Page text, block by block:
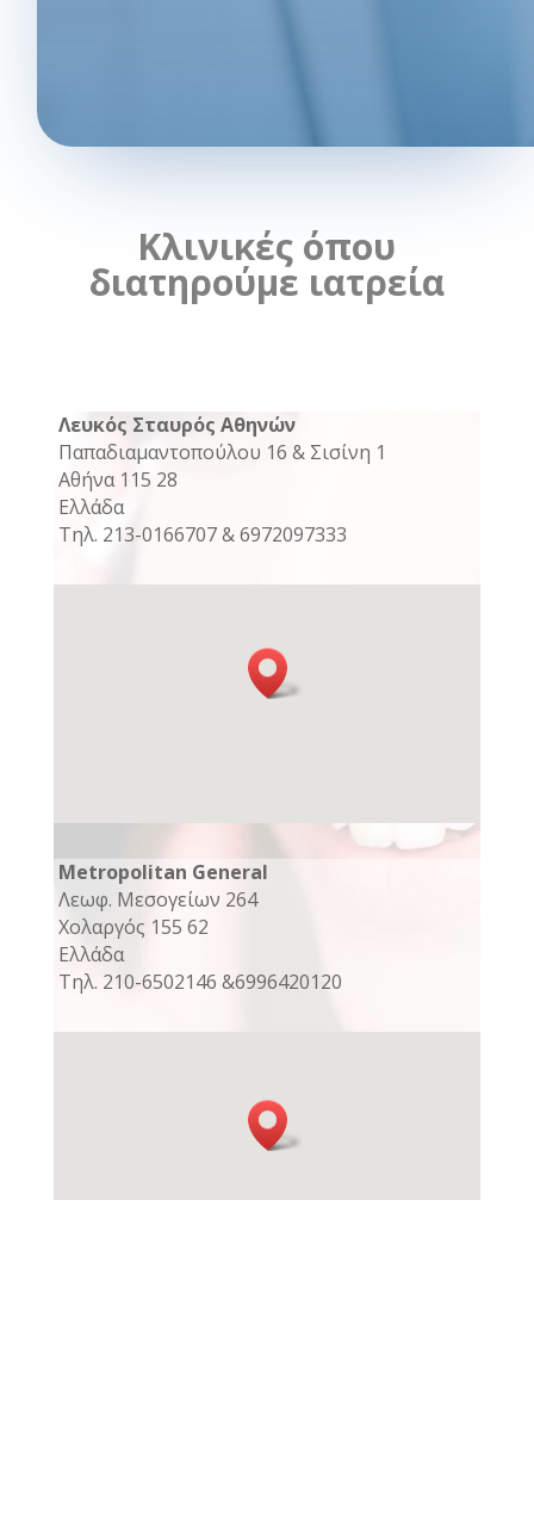
Κλινικές όπου
διατηρούμε ιατρεία
Λευκός Σταυρός Αθηνών
Παπαδιαμαντοπούλου 16 & Σισίνη 1
Αθήνα 115 28
Ελλάδα
Τηλ. 213-0166707 & 6972097333
Metropolitan General
Λεωφ. Μεσογείων 264
Χολαργός 155 62
Ελλάδα
Τηλ. 210-6502146 &6996420120